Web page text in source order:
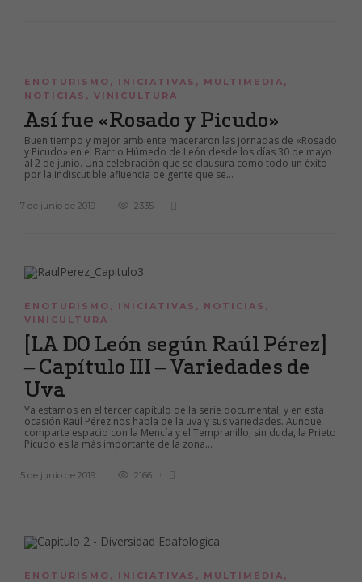
ENOTURISMO , INICIATIVAS , MULTIMEDIA ,
NOTICIAS , VINICULTURA
Así fue «Rosado y Picudo»
Buen tiempo y mejor ambiente maceraron las jornadas de «Rosado
y Picudo» en el Barrio Húmedo de León desde los días 30 de mayo
al 2 de junio. Una celebración que se clausura como todo un éxito
por la indiscutible afluencia de gente que se...
7 de junio de 2019 2335
ENOTURISMO , INICIATIVAS , NOTICIAS ,
VINICULTURA
[LA DO León según Raúl Pérez]
– Capítulo III – Variedades de
Uva
Ya estamos en el tercer capítulo de la serie documental, y en esta
ocasión Raúl Pérez nos habla de la uva y sus variedades. Aunque
comparte espacio con la Mencía y el Tempranillo, sin duda, la Prieto
Picudo es la más importante de la zona...
5 de junio de 2019 2166
ENOTURISMO , INICIATIVAS , MULTIMEDIA ,